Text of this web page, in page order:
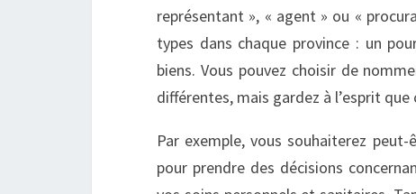
représentant », « agent » ou «
types dans chaque province : un
biens. Vous pouvez choisir de
différentes, mais gardez à l’esprit
Par exemple, vous souhaiterez
pour prendre des décisions